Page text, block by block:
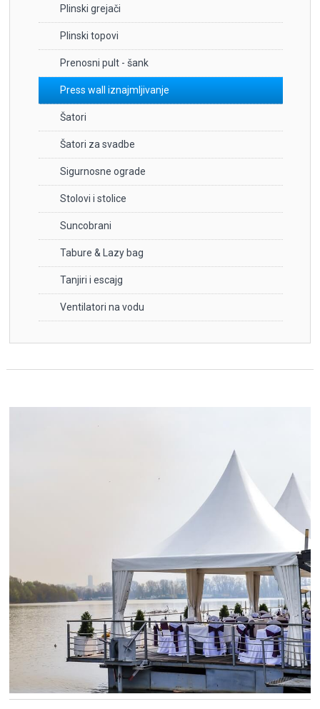
Plinski grejači
Plinski topovi
Prenosni pult - šank
Press wall iznajmljivanje
Šatori
Šatori za svadbe
Sigurnosne ograde
Stolovi i stolice
Suncobrani
Tabure & Lazy bag
Tanjiri i escajg
Ventilatori na vodu